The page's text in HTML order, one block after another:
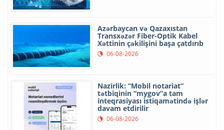
Azərbaycan və Qazaxıstan
Transxəzər Fiber-Optik Kabel
Xəttinin çəkilişini başa çatdırıb
06-08-2026
Nazirlik: “Mobil notariat”
tətbiqinin “mygov”a tam
inteqrasiyası istiqamətində işlər
davam etdirilir
06-08-2026